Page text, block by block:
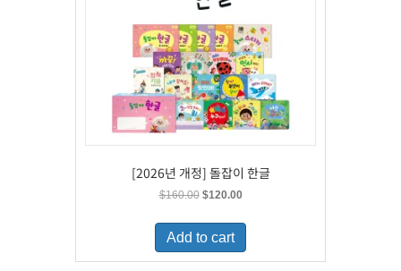
[2026년 개정] 돌잡이 한글
$160.00 Original
was:
$160.00.
$120.00Current
is:
Add to cart